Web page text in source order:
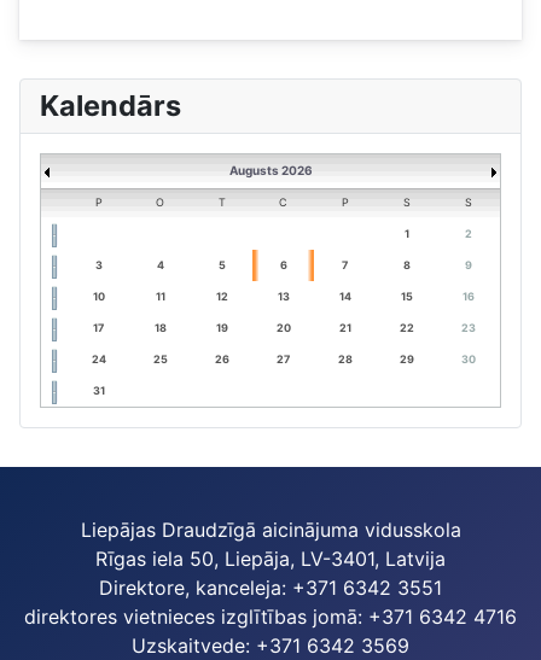
Kalendārs
Augusts 2026
P O T C P S S
1 2
3 4 5 6 7 8 9
10 11 12 13 14 15 16
17 18 19 20 21 22 23
24 25 26 27 28 29 30
31
Liepājas Draudzīgā aicinājuma vidusskola
Rīgas iela 50, Liepāja, LV-3401, Latvija
Direktore, kanceleja: +371 6342 3551
direktores vietnieces izglītības jomā: +371 6342 4716
Uzskaitvede: +371 6342 3569